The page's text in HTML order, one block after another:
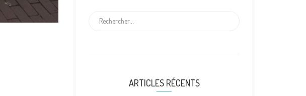
ARTICLES RÉCENTS